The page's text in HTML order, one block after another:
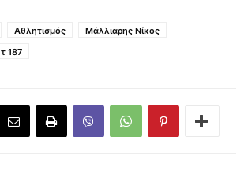
Αθλητισμός
Μάλλιαρης Νίκος
τ 187